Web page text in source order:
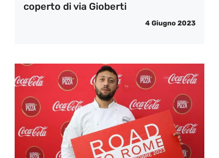
coperto di via Gioberti
4 Giugno 2023